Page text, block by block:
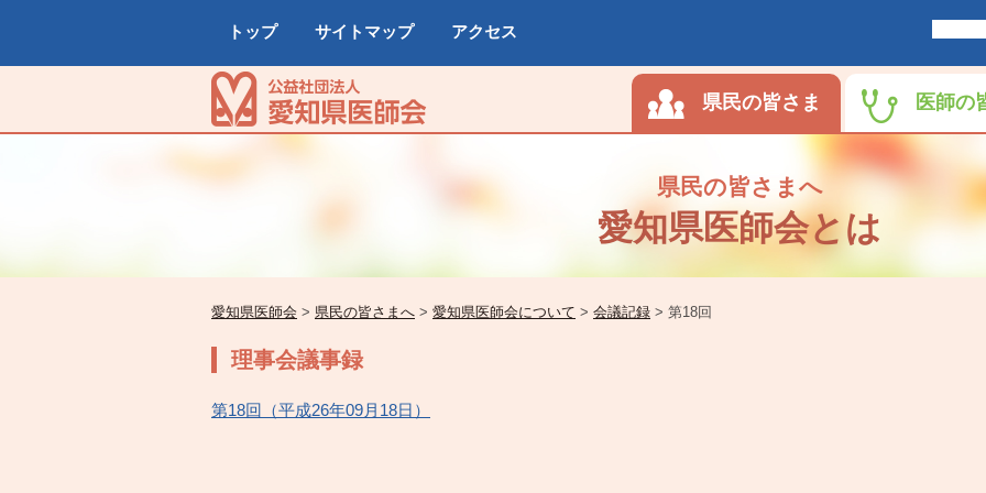
トップ サイトマップ アクセス
県民の皆さま 医師の
県民の皆さまへ
愛知県医師会とは
愛知県医師会 > 県民の皆さまへ > 愛知県医師会について > 会議記録 > 第18回
理事会議事録
第18回（平成26年09月18日）